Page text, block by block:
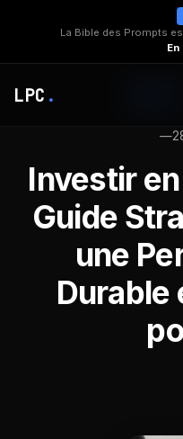
La Bible des Prompts
LPC .
—
Investir
Guide
une
Durable